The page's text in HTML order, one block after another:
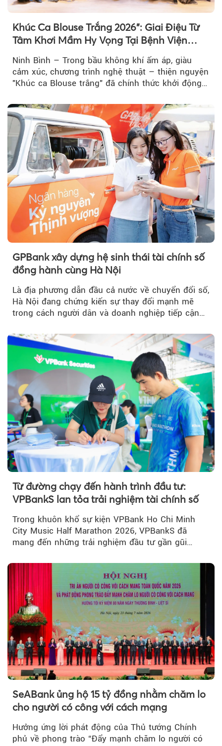
Khúc Ca Blouse Trắng 2026": Giai Điệu Từ
Tâm Khơi Mầm Hy Vọng Tại Bệnh Viện
Bạch Mai Cơ Sở Ninh Bình
Ninh Bình – Trong bầu không khí ấm áp, giàu
cảm xúc, chương trình nghệ thuật – thiện nguyện
"Khúc ca Blouse trắng" đã chính thức khởi động
GPBank xây dựng hệ sinh thái tài chính số
đồng hành cùng Hà Nội
Là địa phương dẫn đầu cả nước về chuyển đổi số,
Hà Nội đang chứng kiến sự thay đổi mạnh mẽ
trong cách người dân và doanh nghiệp tiếp cận
Từ đường chạy đến hành trình đầu tư:
VPBankS lan tỏa trải nghiệm tài chính số
Trong khuôn khổ sự kiện VPBank Ho Chi Minh
City Music Half Marathon 2026, VPBankS đã
mang đến những trải nghiệm đầu tư gần gũi
SeABank ủng hộ 15 tỷ đồng nhằm chăm lo
cho người có công với cách mạng
Hưởng ứng lời phát động của Thủ tướng Chính
phủ về phong trào “Đẩy mạnh chăm lo người có